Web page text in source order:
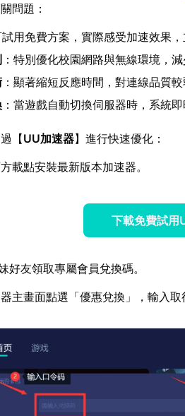
問題：
用免費方案，實際感受加速效果
：特別優化校園網路與無線環境，
：顯著縮短反應時間，對連線品質
：當遊戲自動切換伺服器時，系統
【UU加速器】進行快速優化：
載點安裝最新版本加速器。
下載免費試用
好友領取專屬會員兌換碼。
主畫面點選「優惠兌換」，輸入